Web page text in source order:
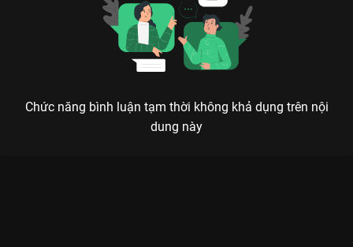
Chức năng bình luận tạm thời không khả dụng trên nội
dung này